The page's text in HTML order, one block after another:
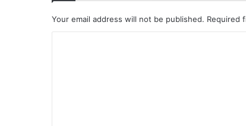
Your email address will not be published. Required